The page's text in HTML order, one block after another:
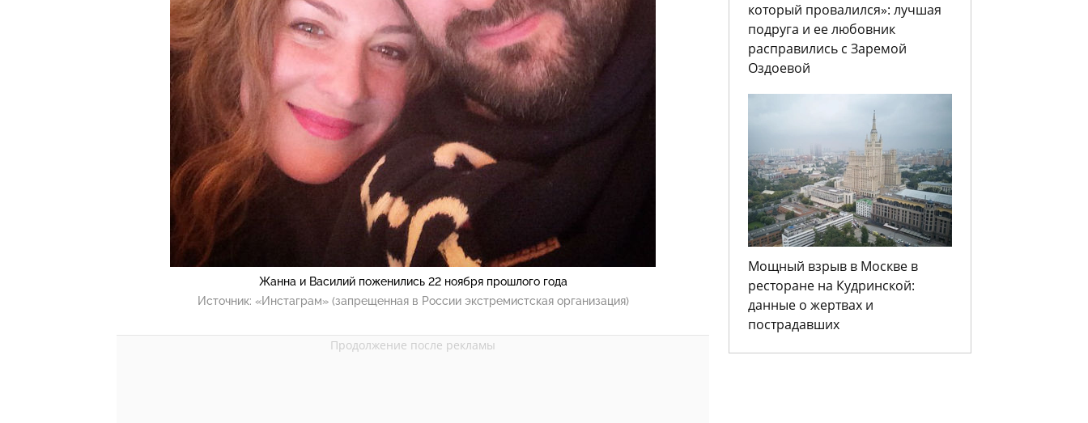
Жанна и Василий поженились 22 ноября прошлого года
Источник: «Инстаграм» (запрещенная в России экстремистская организация)
который провалился»: лучшая
подруга и ее любовник
расправились с Заремой
Оздоевой
Мощный взрыв в Москве в
ресторане на Кудринской:
данные о жертвах и
пострадавших